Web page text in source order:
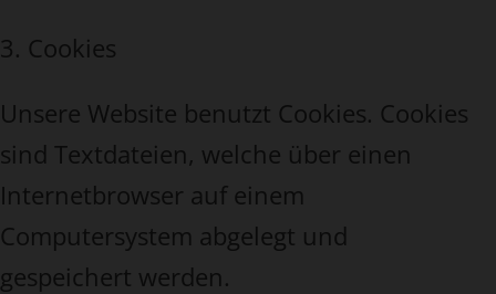
3. Cookies
Unsere Website benutzt Cookies. Cookies
sind Textdateien, welche über einen
Internetbrowser auf einem
Computersystem abgelegt und
gespeichert werden.